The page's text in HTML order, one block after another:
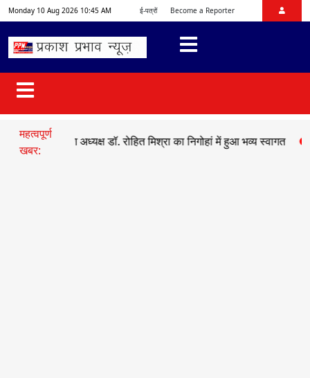
Monday 10 Aug 2026 10:45 AM ई-पत्रों Become a Reporter
महत्वपूर्ण
खबर:
प्रदेश अध्यक्ष डॉ. रोहित मिश्रा का निगोहां में हुआ भव्य स्वागत ●सड़क